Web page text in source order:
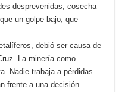
desprevenidas, cosecha
un golpe bajo, que
debió ser causa de
La minería como
Nadie trabaja a pérdidas.
frente a una decisión